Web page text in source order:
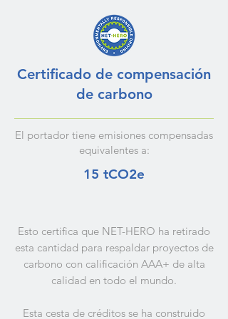
Certificado de compensación
de carbono
El portador tiene emisiones compensadas
equivalentes a:
15 tCO2e
Esto certifica que NET-HERO ha retirado
esta cantidad para respaldar proyectos de
carbono con calificación AAA+ de alta
calidad en todo el mundo.
Esta cesta de créditos se ha construido